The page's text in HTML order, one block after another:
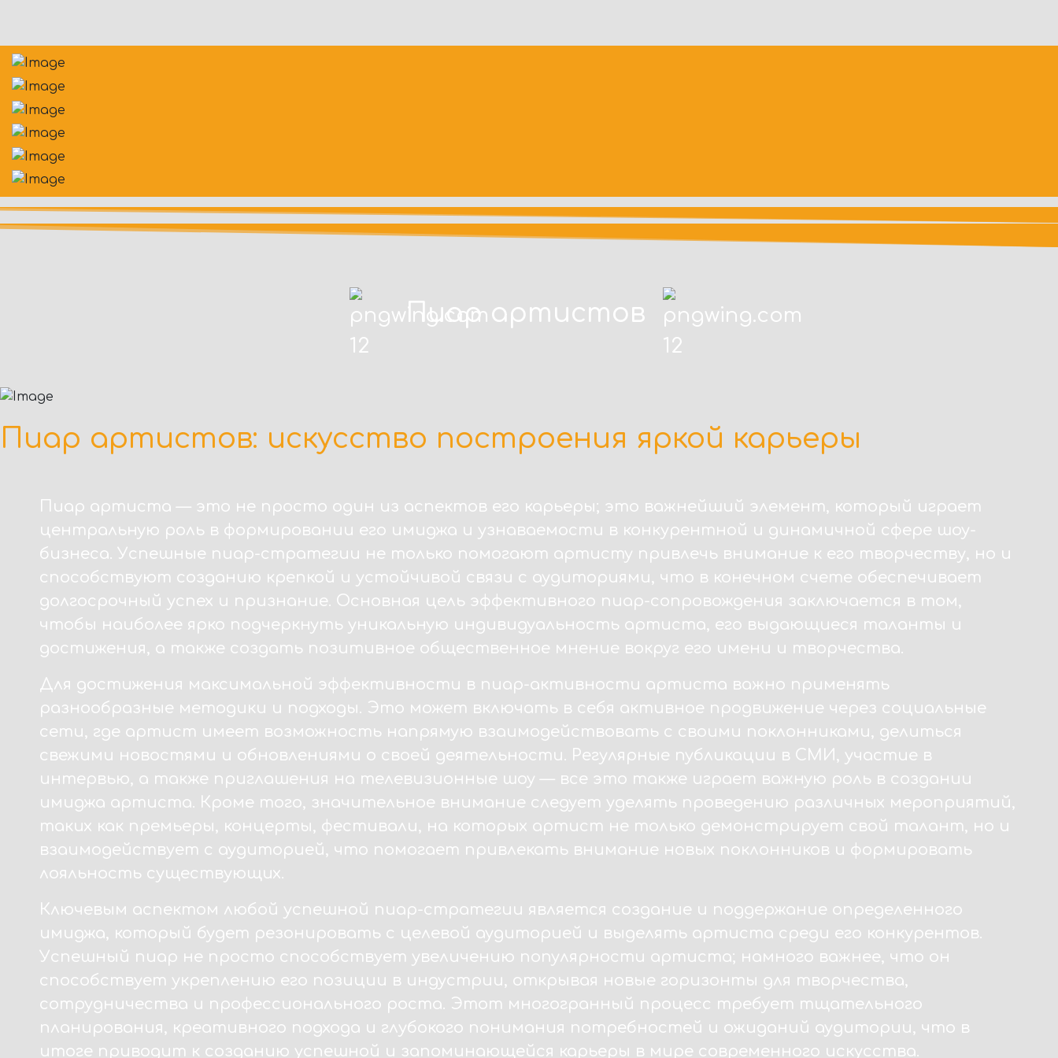
Пиар артистов
Пиар артистов: искусство построения яркой карьеры
Пиар артиста — это не просто один из аспектов его карьеры; это важнейший элемент, который играет
центральную роль в формировании его имиджа и узнаваемости в конкурентной и динамичной сфере шоу-
бизнеса. Успешные пиар-стратегии не только помогают артисту привлечь внимание к его творчеству, но и
способствуют созданию крепкой и устойчивой связи с аудиториями, что в конечном счете обеспечивает
долгосрочный успех и признание. Основная цель эффективного пиар-сопровождения заключается в том,
чтобы наиболее ярко подчеркнуть уникальную индивидуальность артиста, его выдающиеся таланты и
достижения, а также создать позитивное общественное мнение вокруг его имени и творчества.
Для достижения максимальной эффективности в пиар-активности артиста важно применять
разнообразные методики и подходы. Это может включать в себя активное продвижение через социальные
сети, где артист имеет возможность напрямую взаимодействовать с своими поклонниками, делиться
свежими новостями и обновлениями о своей деятельности. Регулярные публикации в СМИ, участие в
интервью, а также приглашения на телевизионные шоу — все это также играет важную роль в создании
имиджа артиста. Кроме того, значительное внимание следует уделять проведению различных мероприятий,
таких как премьеры, концерты, фестивали, на которых артист не только демонстрирует свой талант, но и
взаимодействует с аудиторией, что помогает привлекать внимание новых поклонников и формировать
лояльность существующих.
Ключевым аспектом любой успешной пиар-стратегии является создание и поддержание определенного
имиджа, который будет резонировать с целевой аудиторией и выделять артиста среди его конкурентов.
Успешный пиар не просто способствует увеличению популярности артиста; намного важнее, что он
способствует укреплению его позиции в индустрии, открывая новые горизонты для творчества,
сотрудничества и профессионального роста. Этот многогранный процесс требует тщательного
планирования, креативного подхода и глубокого понимания потребностей и ожиданий аудитории, что в
итоге приводит к созданию успешной и запоминающейся карьеры в мире современного искусства.